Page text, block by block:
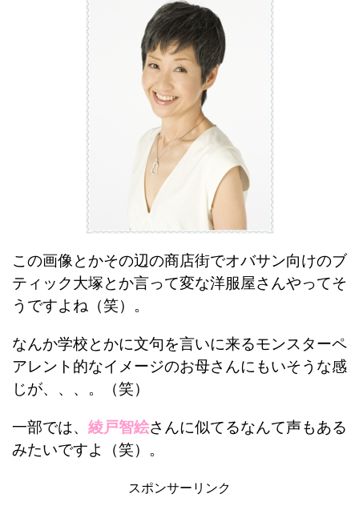
この画像とかその辺の商店街でオバサン向けのブ
ティック大塚とか言って変な洋服屋さんやってそ
うですよね（笑）。
なんか学校とかに文句を言いに来るモンスターペ
アレント的なイメージのお母さんにもいそうな感
じが、、、。（笑）
一部では、 綾戸智絵さんに似てるなんて声もある
みたいですよ（笑）。
スポンサーリンク